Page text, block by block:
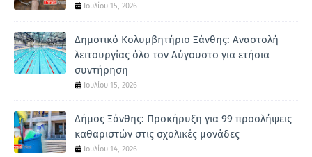
Ιουλίου 15, 2026
Δημοτικό Κολυμβητήριο Ξάνθης: Αναστολή
λειτουργίας όλο τον Αύγουστο για ετήσια
συντήρηση
Ιουλίου 15, 2026
Δήμος Ξάνθης: Προκήρυξη για 99 προσλήψεις
καθαριστών στις σχολικές μονάδες
Ιουλίου 14, 2026